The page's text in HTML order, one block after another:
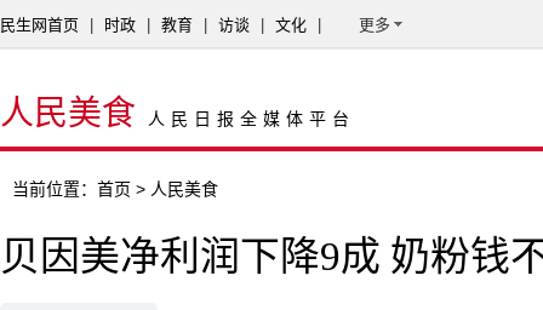
民生网首页 时政 教育 访谈 文化 更多
人民美食 人民日报全媒体平台
当前位置： 首页 > 人民美食
贝因美净利润下降9成 奶粉钱